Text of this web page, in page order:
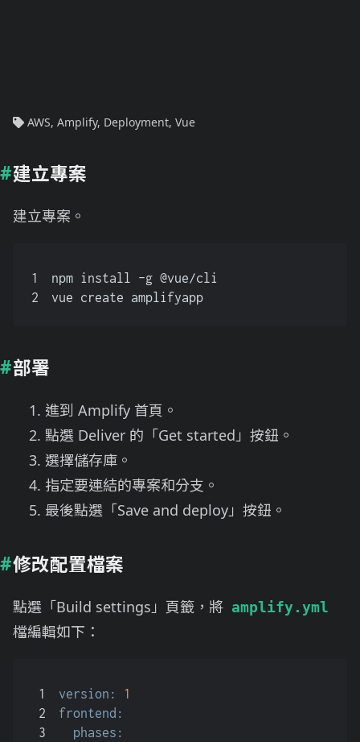
AWS, Amplify, Deployment, Vue
建立專案
建立專案。
1
2
npm install -g @vue/cli
vue create amplifyapp
部署
進到 Amplify 首頁。
點選 Deliver 的「Get started」按鈕。
選擇儲存庫。
指定要連結的專案和分支。
最後點選「Save and deploy」按鈕。
修改配置檔案
點選「Build settings」頁籤，將 amplify.yml
檔編輯如下：
1
2
3
version:
1
frontend:
phases: